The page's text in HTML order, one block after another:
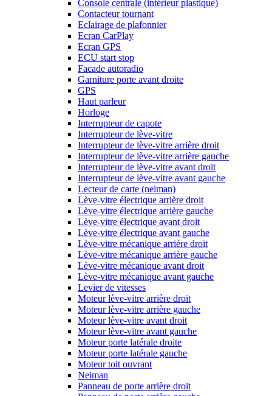
Console centrale (intérieur plastique)
Contacteur tournant
Eclairage de plafonnier
Ecran CarPlay
Ecran GPS
ECU start stop
Facade autoradio
Garniture porte avant droite
GPS
Haut parleur
Horloge
Interrupteur de capote
Interrupteur de lève-vitre
Interrupteur de lève-vitre arrière droit
Interrupteur de lève-vitre arrière gauche
Interrupteur de lève-vitre avant droit
Interrupteur de lève-vitre avant gauche
Lecteur de carte (neiman)
Lève-vitre électrique arrière droit
Lève-vitre électrique arrière gauche
Lève-vitre électrique avant droit
Lève-vitre électrique avant gauche
Lève-vitre mécanique arrière droit
Lève-vitre mécanique arrière gauche
Lève-vitre mécanique avant droit
Lève-vitre mécanique avant gauche
Levier de vitesses
Moteur lève-vitre arrière droit
Moteur lève-vitre arrière gauche
Moteur lève-vitre avant droit
Moteur lève-vitre avant gauche
Moteur porte latérale droite
Moteur porte latérale gauche
Moteur toit ouvrant
Neiman
Panneau de porte arrière droit